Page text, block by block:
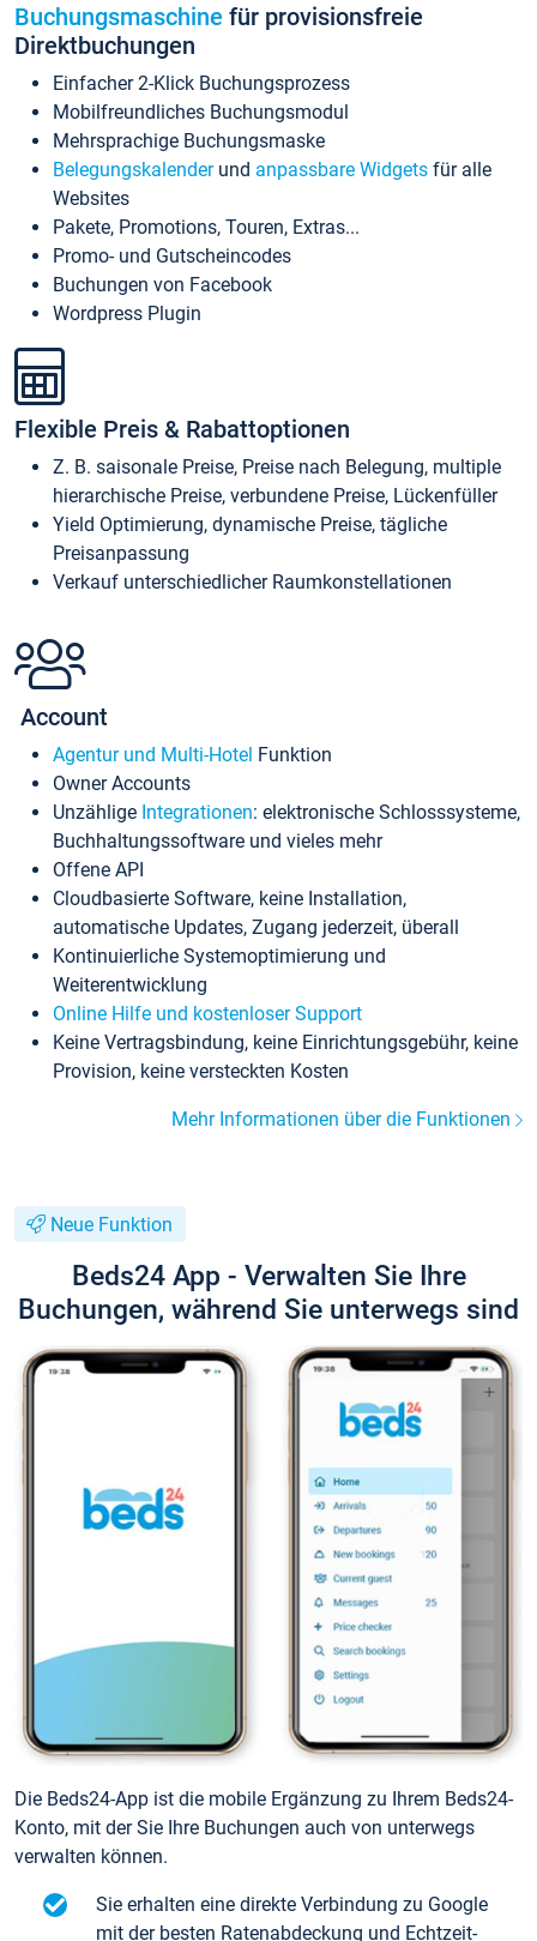
Buchungsmaschine für provisionsfreie
Direktbuchungen
Einfacher 2-Klick Buchungsprozess
Mobilfreundliches Buchungsmodul
Mehrsprachige Buchungsmaske
Belegungskalenderund anpassbare Widgets für alle
Websites
Pakete, Promotions, Touren, Extras...
Promo- und Gutscheincodes
Buchungen von Facebook
Wordpress Plugin
Flexible Preis & Rabattoptionen
Z. B. saisonale Preise, Preise nach Belegung, multiple
hierarchische Preise, verbundene Preise, Lückenfüller
Yield Optimierung, dynamische Preise, tägliche
Preisanpassung
Verkauf unterschiedlicher Raumkonstellationen
Account
Agentur und Multi-Hotel Funktion
Owner Accounts
Unzählige Integrationen: elektronische Schlosssysteme,
Buchhaltungssoftware und vieles mehr
Offene API
Cloudbasierte Software, keine Installation,
automatische Updates, Zugang jederzeit, überall
Kontinuierliche Systemoptimierung und
Weiterentwicklung
Online Hilfe und kostenloser Support
Keine Vertragsbindung, keine Einrichtungsgebühr, keine
Provision, keine versteckten Kosten
Mehr Informationen über die Funktionen
Neue Funktion
Beds24 App - Verwalten Sie Ihre
Buchungen, während Sie unterwegs sind
Die Beds24-App ist die mobile Ergänzung zu Ihrem Beds24-
Konto, mit der Sie Ihre Buchungen auch von unterwegs
verwalten können.
Sie erhalten eine direkte Verbindung zu Google
mit der besten Ratenabdeckung und Echtzeit-